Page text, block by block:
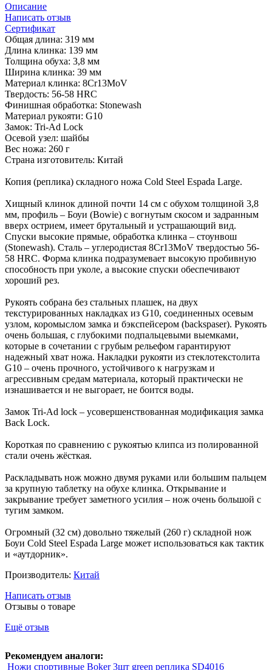
Описание
Написать отзыв
Сертификат
Общая длина: 319 мм
Длина клинка: 139 мм
Толщина обуха: 3,8 мм
Ширина клинка: 39 мм
Материал клинка: 8Cr13MoV
Твердость: 56-58 HRC
Финишная обработка: Stonewash
Материал рукояти: G10
Замок: Tri-Ad Lock
Осевой узел: шайбы
Вес ножа: 260 г
Страна изготовитель: Китай
Копия (реплика) складного ножа Cold Steel Espada Large.
Хищный клинок длиной почти 14 см с обухом толщиной 3,8
мм, профиль – Боуи (Bowie) с вогнутым скосом и задранным
вверх острием, имеет брутальный и устрашающий вид.
Спуски высокие прямые, обработка клинка – стоунвош
(Stonewash). Сталь – углеродистая 8Cr13MoV твердостью 56-
58 HRC. Форма клинка подразумевает высокую пробивную
способность при уколе, а высокие спуски обеспечивают
хороший рез.
Рукоять собрана без стальных плашек, на двух
текстурированных накладках из G10, соединенных осевым
узлом, коромыслом замка и бэкспейсером (backspaser). Рукоять
очень большая, с глубокими подпальцевыми выемками,
которые в сочетании с грубым рельефом гарантируют
надежный хват ножа. Накладки рукояти из стеклотекстолита
G10 – очень прочного, устойчивого к нагрузкам и
агрессивным средам материала, который практически не
изнашивается и не выгорает, не боится воды.
Замок Tri-Ad lock – усовершенствованная модификация замка
Back Lock.
Короткая по сравнению с рукоятью клипса из полированной
стали очень жёсткая.
Раскладывать нож можно двумя руками или большим пальцем
за крупную таблетку на обухе клинка. Открывание и
закрывание требует заметного усилия – нож очень большой с
тугим замком.
Огромный (32 см) довольно тяжелый (260 г) складной нож
Боуи Cold Steel Espada Large может использоваться как тактик
и «аутдорник».
Производитель: Китай
Написать отзыв
Отзывы о товаре
Ещё отзыв
Рекомендуем аналоги:
Ножи спортивные Boker 3шт green реплика SD4016